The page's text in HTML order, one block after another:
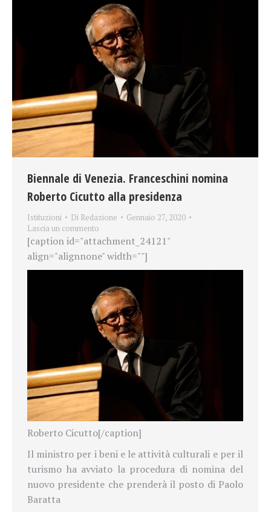
Biennale di Venezia. Franceschini nomina
Roberto Cicutto alla presidenza
Istituzioni Di Redazione
Gennaio 27, 2020
Lascia un commento
[caption id="attachment_24121"
align="alignnone" width=""]
Roberto Cicutto[/caption]
Il ministro per i beni e le attività culturali e per il
turismo ha avviato la procedura di nomina del
nuovo presidente che prenderà il posto di Paolo
Baratta